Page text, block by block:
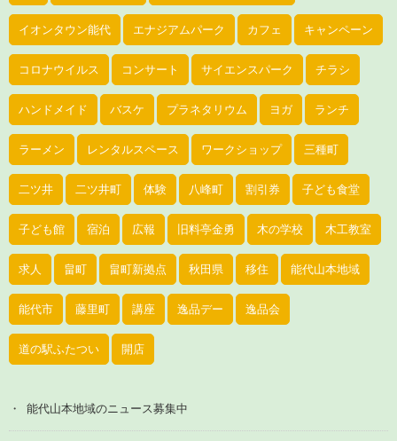
イオンタウン能代 エナジアムパーク カフェ キャンペーン
コロナウイルス コンサート サイエンスパーク チラシ
ハンドメイド バスケ プラネタリウム ヨガ ランチ
ラーメン レンタルスペース ワークショップ 三種町
二ツ井 二ツ井町 体験 八峰町 割引券 子ども食堂
子ども館 宿泊 広報 旧料亭金勇 木の学校 木工教室
求人 畠町 畠町新拠点 秋田県 移住 能代山本地域
能代市 藤里町 講座 逸品デー 逸品会
道の駅ふたつい 開店
能代山本地域のニュース募集中